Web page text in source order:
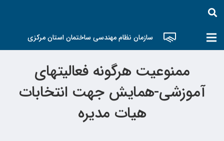
سازمان نظام مهندسی ساختمان استان مرکزی
ممنوعیت هرگونه فعالیتهای
آموزشی-همایش جهت انتخابات
هیات مدیره